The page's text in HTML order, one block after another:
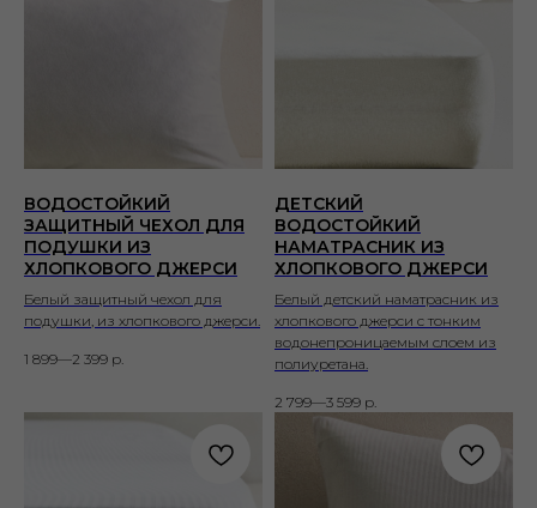
ВОДОСТОЙКИЙ
ЗАЩИТНЫЙ ЧЕХОЛ ДЛЯ
ПОДУШКИ ИЗ
ХЛОПКОВОГО ДЖЕРСИ
Белый защитный чехол для
подушки, из хлопкового джерси.
1 899—2 399 р.
ДЕТСКИЙ
ВОДОСТОЙКИЙ
НАМАТРАСНИК ИЗ
ХЛОПКОВОГО ДЖЕРСИ
Белый детский наматрасник из
хлопкового джерси с тонким
водонепроницаемым слоем из
полиуретана.
2 799—3 599 р.